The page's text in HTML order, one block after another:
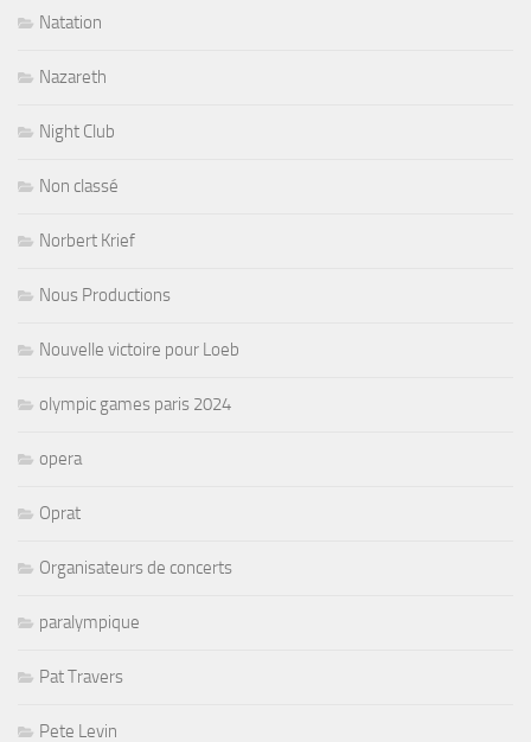
Natation
Nazareth
Night Club
Non classé
Norbert Krief
Nous Productions
Nouvelle victoire pour Loeb
olympic games paris 2024
opera
Oprat
Organisateurs de concerts
paralympique
Pat Travers
Pete Levin